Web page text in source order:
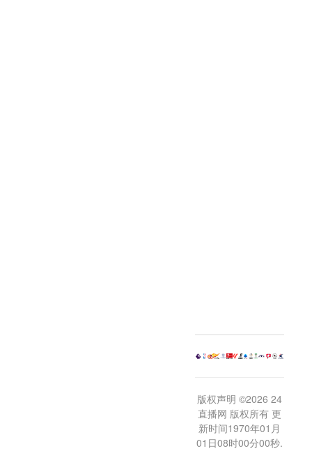
版权声明 ©2026 24
直播网 版权所有 更
新时间1970年01月
01日08时00分00秒.